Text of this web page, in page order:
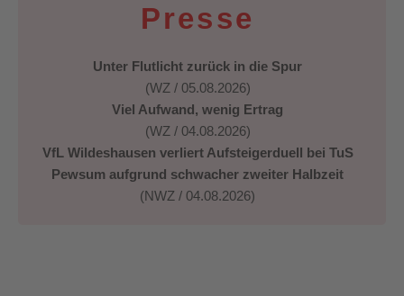
Presse
Unter Flutlicht zurück in die Spur
(WZ / 05.08.2026)
Viel Aufwand, wenig Ertrag
(WZ / 04.08.2026)
VfL Wildeshausen verliert Aufsteigerduell bei TuS
Pewsum aufgrund schwacher zweiter Halbzeit
(NWZ / 04.08.2026)